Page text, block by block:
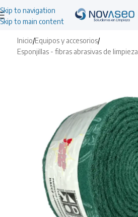
Skip to navigation
Skip to main content
Inicio/Equipos y accesorios/
Esponjillas - fibras abrasivas de limpieza